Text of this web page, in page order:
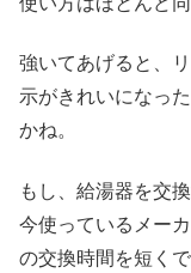
強いてあげると、
示がきれいになっ
かね。
もし、給湯器を交
今使っているメー
の交換時間を短くで